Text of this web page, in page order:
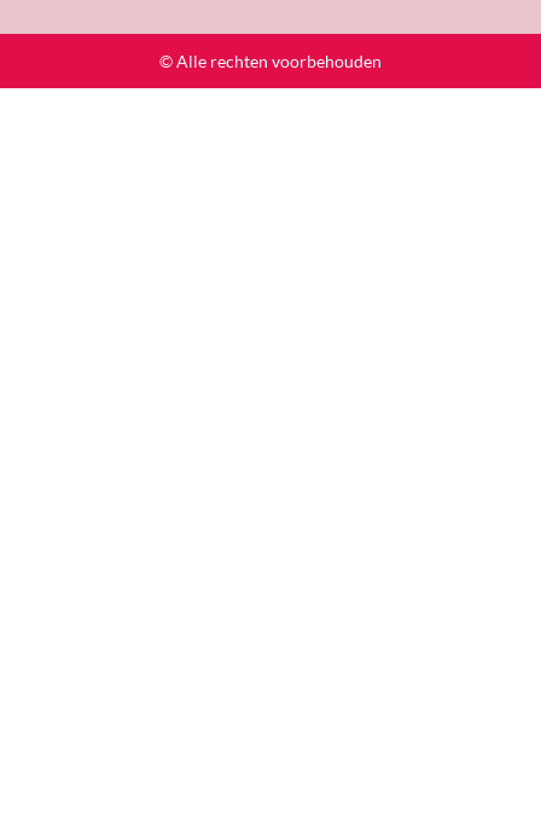
© Alle rechten voorbehouden